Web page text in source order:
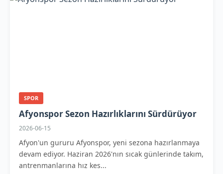
SPOR
Afyonspor Sezon Hazırlıklarını Sürdürüyor
2026-06-15
Afyon'un gururu Afyonspor, yeni sezona hazırlanmaya
devam ediyor. Haziran 2026'nın sıcak günlerinde takım,
antrenmanlarına hız kes...